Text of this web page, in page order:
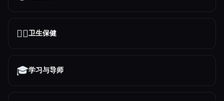
👩‍⚕️卫生保健
🎓学习与导师